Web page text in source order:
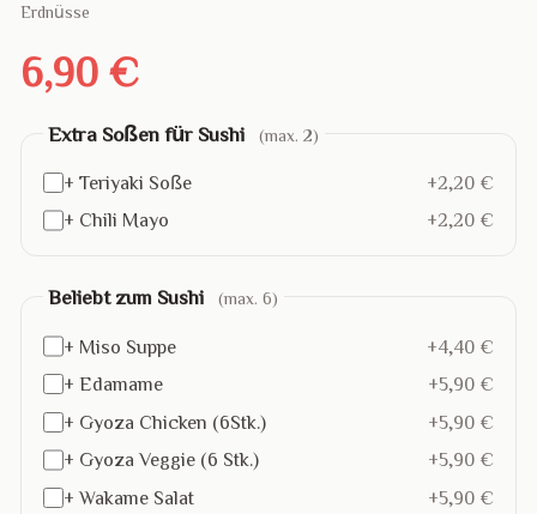
Erdnüsse
6,90 €
Extra Soßen für Sushi (max. 2)
+ Teriyaki Soße
+2,20 €
+ Chili Mayo
+2,20 €
Beliebt zum Sushi (max. 6)
+ Miso Suppe
+4,40 €
+ Edamame
+5,90 €
+ Gyoza Chicken (6Stk.)
+5,90 €
+ Gyoza Veggie (6 Stk.)
+5,90 €
+ Wakame Salat
+5,90 €